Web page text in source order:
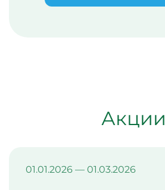
Акции
01.01.2026 — 01.03.2026